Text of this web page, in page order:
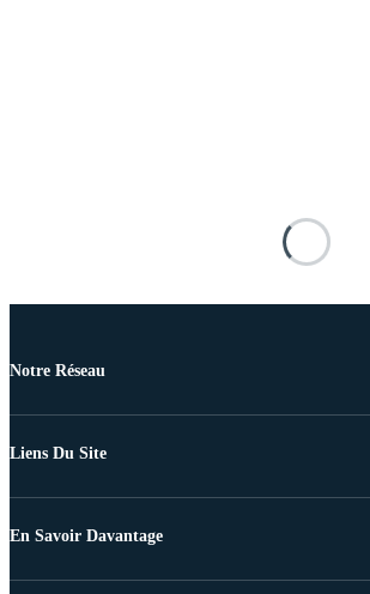
Notre Réseau
Liens Du Site
En Savoir Davantage